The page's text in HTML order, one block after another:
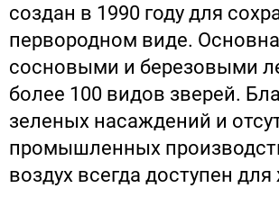
создан в 1990 году для
первородном виде.
сосновыми и березовыми
более 100 видов зверей.
зеленых насаждений и
промышленных
воздух всегда доступен